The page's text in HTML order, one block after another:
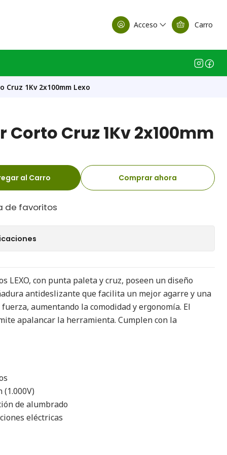
Acceso Carro
1Kv 2x100mm Lexo
Cruz 1Kv 2x100mm
al Carro Comprar ahora
de favoritos
LEXO, con punta paleta y cruz, poseen un diseño
antideslizante que facilita un mejor agarre y una
aumentando la comodidad y ergonomía. El
apalancar la herramienta. Cumplen con la
(1.000V)
de alumbrado
eléctricas